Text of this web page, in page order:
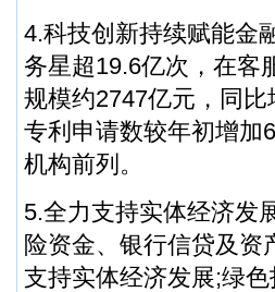
4.科技创新持续赋能金
务星超19.6亿次，在客
规模约2747亿元，同
专利申请数较年初增加
机构前列。
5.全力支持实体经济发
险资金、银行信贷及资
支持实体经济发展;绿